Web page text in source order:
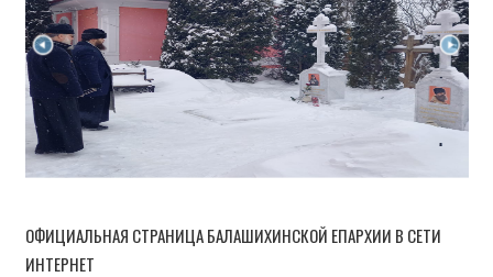
ОФИЦИАЛЬНАЯ СТРАНИЦА БАЛАШИХИНСКОЙ ЕПАРХИИ В СЕТИ
ИНТЕРНЕТ